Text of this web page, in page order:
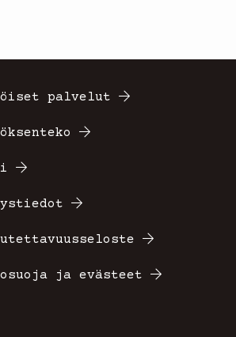
palvelut
ja evästeet